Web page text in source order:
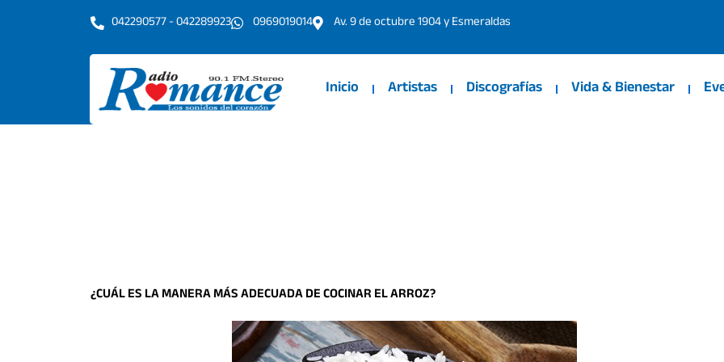
042290577 - 042289923 0969019014 Av. 9 de octubre 1904 y Esmeraldas
Inicio Artistas Discografías Vida & Bienestar
¿CUÁL ES LA MANERA MÁS ADECUADA DE COCINAR EL ARROZ?